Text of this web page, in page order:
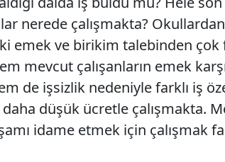
nerede çalışmakta?
emek ve birikim talebinden çok
mevcut çalışanların emek
de işsizlik nedeniyle farklı iş
düşük ücretle çalışmakta.
idame etmek için çalışmak